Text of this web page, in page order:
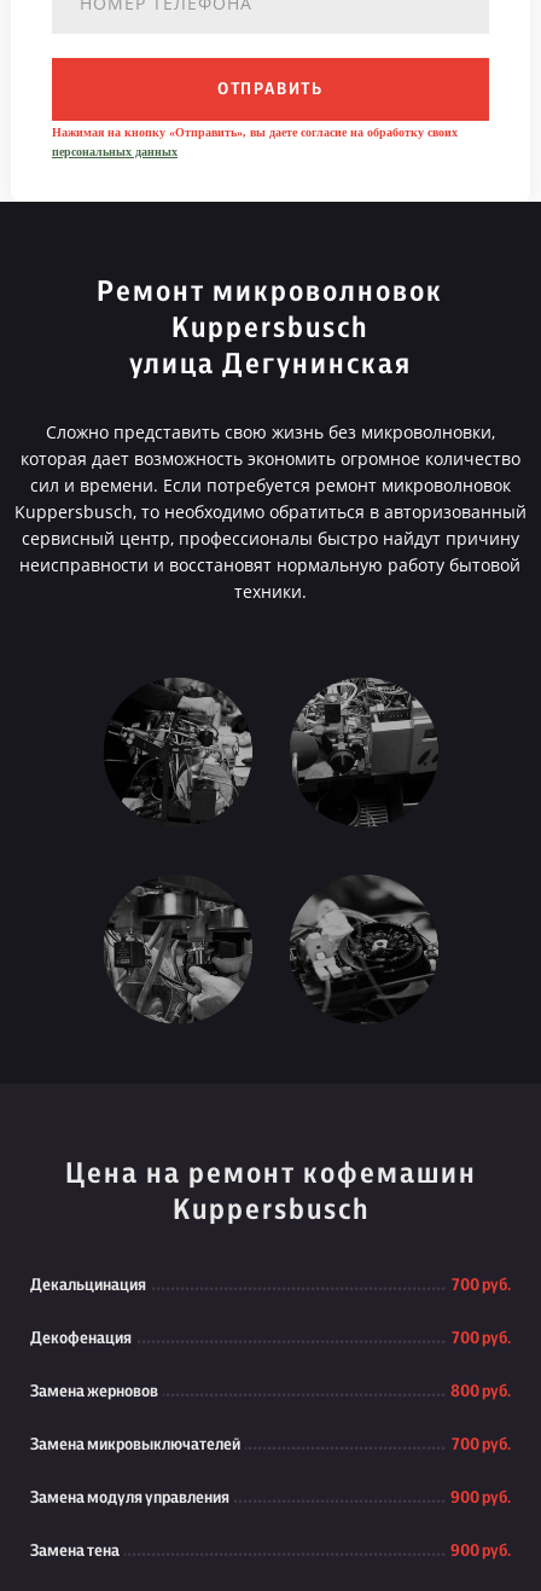
ОТПРАВИТЬ
Нажимая на кнопку «Отправить», вы даете согласие на обработку своих
персональных данных
Ремонт микроволновок
Kuppersbusch
улица Дегунинская
Сложно представить свою жизнь без микроволновки,
которая дает возможность экономить огромное количество
сил и времени. Если потребуется ремонт микроволновок
Kuppersbusch, то необходимо обратиться в авторизованный
сервисный центр, профессионалы быстро найдут причину
неисправности и восстановят нормальную работу бытовой
техники.
Цена на ремонт кофемашин
Kuppersbusch
Декальцинация 700 руб.
Декофенация 700 руб.
Замена жерновов 800 руб.
Замена микровыключателей 700 руб.
Замена модуля управления 900 руб.
Замена тена 900 руб.